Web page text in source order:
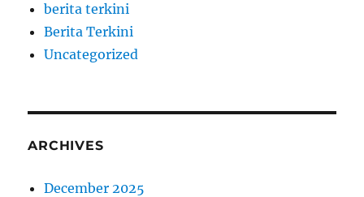
berita terkini
Berita Terkini
Uncategorized
ARCHIVES
December 2025